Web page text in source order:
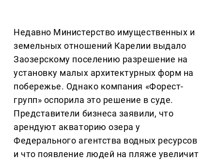
Недавно Министерство имущественных и
земельных отношений Карелии выдало
Заозерскому поселению разрешение на
установку малых архитектурных форм на
побережье. Однако компания «Форест-
групп» оспорила это решение в суде.
Представители бизнеса заявили, что
арендуют акваторию озера у
Федерального агентства водных ресурсов
и что появление людей на пляже увеличит